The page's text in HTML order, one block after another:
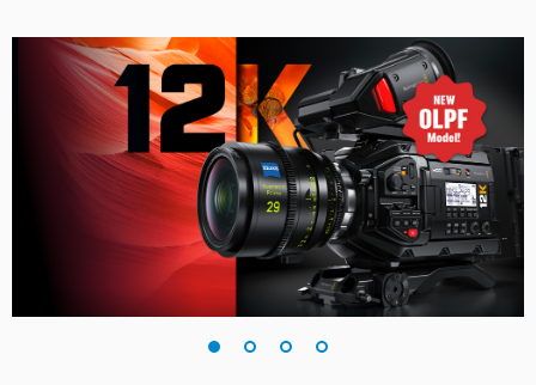
Brazil
Canada
China
Denmark
Finland
France